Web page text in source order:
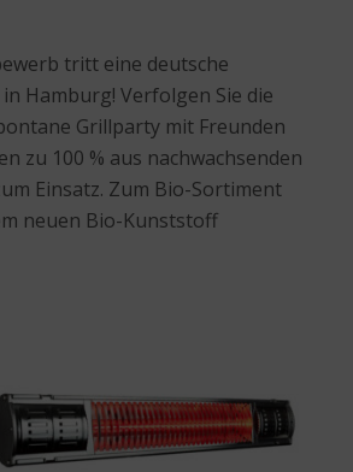
tritt eine deutsche
Hamburg! Verfolgen Sie die
Grillparty mit Freunden
zu 100 % aus nachwachsenden
Einsatz. Zum Bio-Sortiment
neuen Bio-Kunststoff